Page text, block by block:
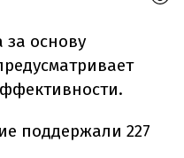
основу
поддержали 227